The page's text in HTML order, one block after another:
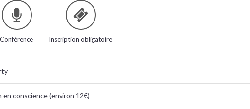
Conférence Inscription obligatoire
en conscience (environ 12€)